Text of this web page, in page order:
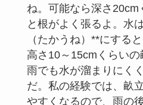
ね。可能なら深さ
と根がよく張るよ。水
（たかうね）**にする
高さ10～15cmくらい
雨でも水が溜まりにく
だ。私の経験では、畝
やすくなるので、雨の